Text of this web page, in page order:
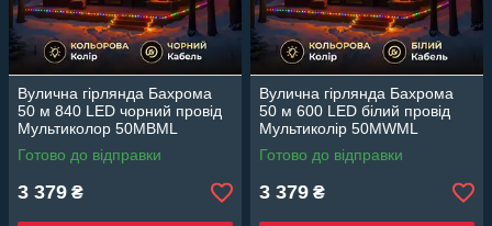
Вулична гірлянда Бахрома
50 м 840 LED чорний провід
Мультиколор 50MBML
Готово до відправки
3 379 ₴
Вулична гірлянда Бахрома
50 м 600 LED білий провід
Мультиколір 50MWML
Готово до відправки
3 379 ₴